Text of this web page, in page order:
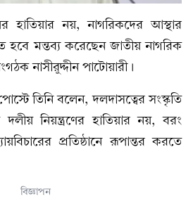
হাতিয়ার নয়, নাগরিকদের আস্থার
হবে মন্তব্য করেছেন জাতীয় নাগরিক
নাসীরুদ্দীন পাটোয়ারী।
তিনি বলেন, দলদাসত্বের সংস্কৃতি
নিয়ন্ত্রণের হাতিয়ার নয়, বরং
প্রতিষ্ঠানে রূপান্তর করতে
বিজ্ঞাপন